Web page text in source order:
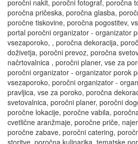
poročni nakit, poročni fotograf, poročna
poročna pričeska, poročna glasba,
poročne tiskovine, poročna pogostitev,
portal poročni organizator - organizator
vsezaporoko, , poročna dekoracija,
doživetja, poročni prevoz, poročna
načrtovalnica , poročni planer, vse za
poročni organizator - organizator porok
vsezaporoko, poročni organizator -
pravljica, vse za poroko, poročna
svetovalnica, poročni planer, poročni
poročne lokacije, poročne vabila,
cvetlične aranžmaje, poročne priče,
poročne zabave, poročni catering,
storitve, poročna kulinarika, tematske